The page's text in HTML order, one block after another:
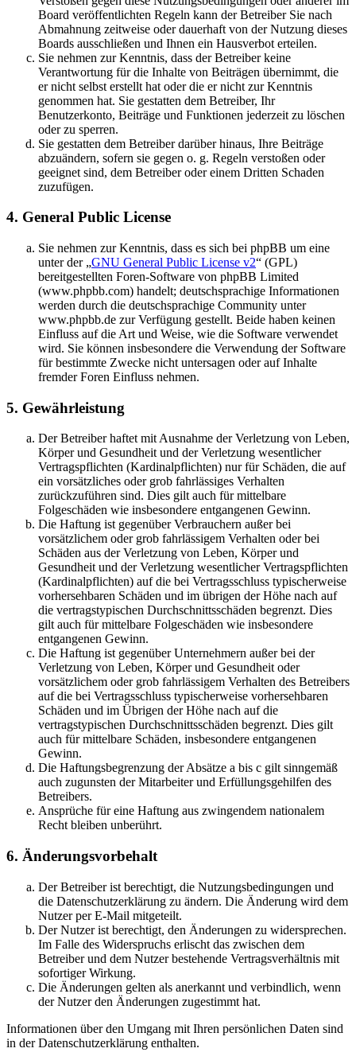
Board veröffentlichten Regeln kann der Betreiber Sie nach
Abmahnung zeitweise oder dauerhaft von der Nutzung dieses
Boards ausschließen und Ihnen ein Hausverbot erteilen.
Sie nehmen zur Kenntnis, dass der Betreiber keine
Verantwortung für die Inhalte von Beiträgen übernimmt, die
er nicht selbst erstellt hat oder die er nicht zur Kenntnis
genommen hat. Sie gestatten dem Betreiber, Ihr
Benutzerkonto, Beiträge und Funktionen jederzeit zu löschen
oder zu sperren.
Sie gestatten dem Betreiber darüber hinaus, Ihre Beiträge
abzuändern, sofern sie gegen o. g. Regeln verstoßen oder
geeignet sind, dem Betreiber oder einem Dritten Schaden
zuzufügen.
4. General Public License
Sie nehmen zur Kenntnis, dass es sich bei phpBB um eine
unter der „GNU General Public License v2“ (GPL)
bereitgestellten Foren-Software von phpBB Limited
(www.phpbb.com) handelt; deutschsprachige Informationen
werden durch die deutschsprachige Community unter
www.phpbb.de zur Verfügung gestellt. Beide haben keinen
Einfluss auf die Art und Weise, wie die Software verwendet
wird. Sie können insbesondere die Verwendung der Software
für bestimmte Zwecke nicht untersagen oder auf Inhalte
fremder Foren Einfluss nehmen.
5. Gewährleistung
Der Betreiber haftet mit Ausnahme der Verletzung von Leben,
Körper und Gesundheit und der Verletzung wesentlicher
Vertragspflichten (Kardinalpflichten) nur für Schäden, die auf
ein vorsätzliches oder grob fahrlässiges Verhalten
zurückzuführen sind. Dies gilt auch für mittelbare
Folgeschäden wie insbesondere entgangenen Gewinn.
Die Haftung ist gegenüber Verbrauchern außer bei
vorsätzlichem oder grob fahrlässigem Verhalten oder bei
Schäden aus der Verletzung von Leben, Körper und
Gesundheit und der Verletzung wesentlicher Vertragspflichten
(Kardinalpflichten) auf die bei Vertragsschluss typischerweise
vorhersehbaren Schäden und im übrigen der Höhe nach auf
die vertragstypischen Durchschnittsschäden begrenzt. Dies
gilt auch für mittelbare Folgeschäden wie insbesondere
entgangenen Gewinn.
Die Haftung ist gegenüber Unternehmern außer bei der
Verletzung von Leben, Körper und Gesundheit oder
vorsätzlichem oder grob fahrlässigem Verhalten des Betreibers
auf die bei Vertragsschluss typischerweise vorhersehbaren
Schäden und im Übrigen der Höhe nach auf die
vertragstypischen Durchschnittsschäden begrenzt. Dies gilt
auch für mittelbare Schäden, insbesondere entgangenen
Gewinn.
Die Haftungsbegrenzung der Absätze a bis c gilt sinngemäß
auch zugunsten der Mitarbeiter und Erfüllungsgehilfen des
Betreibers.
Ansprüche für eine Haftung aus zwingendem nationalem
Recht bleiben unberührt.
6. Änderungsvorbehalt
Der Betreiber ist berechtigt, die Nutzungsbedingungen und
die Datenschutzerklärung zu ändern. Die Änderung wird dem
Nutzer per E-Mail mitgeteilt.
Der Nutzer ist berechtigt, den Änderungen zu widersprechen.
Im Falle des Widerspruchs erlischt das zwischen dem
Betreiber und dem Nutzer bestehende Vertragsverhältnis mit
sofortiger Wirkung.
Die Änderungen gelten als anerkannt und verbindlich, wenn
der Nutzer den Änderungen zugestimmt hat.
Informationen über den Umgang mit Ihren persönlichen Daten sind
in der Datenschutzerklärung enthalten.